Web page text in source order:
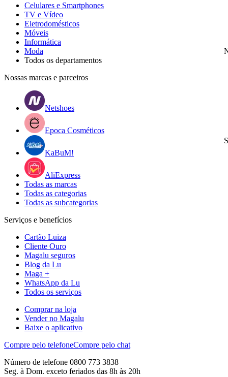
Celulares e Smartphones
TV e Vídeo
Eletrodomésticos
Móveis
Informática
Moda
Todos os departamentos
Nossas marcas e parceiros
Netshoes
Epoca Cosméticos
KaBuM!
AliExpress
Todas as marcas
Todas as categorias
Todas as subcategorias
Serviços e benefícios
Cartão Luiza
Cliente Ouro
Magalu seguros
Blog da Lu
Maga +
WhatsApp da Lu
Todos os serviços
Comprar na loja
Vender no Magalu
Baixe o aplicativo
Compre pelo telefoneCompre pelo chat
Número de telefone 0800 773 3838
Seg. à Dom. exceto feriados das 8h às 20h